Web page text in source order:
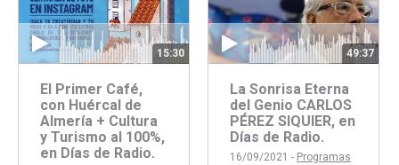
15:30
El Primer Café,
con Huércal de
Almería + Cultura
y Turismo al 100%,
en Días de Radio.
49:37
La Sonrisa Eterna
del Genio CARLOS
PÉREZ SIQUIER, en
Días de Radio.
16/09/2021 - Programas